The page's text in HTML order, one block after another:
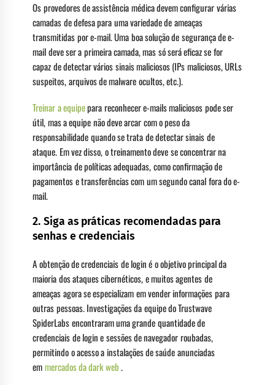
Os provedores de assistência médica devem configurar várias
camadas de defesa para uma variedade de ameaças
transmitidas por e-mail. Uma boa solução de segurança de e-
mail deve ser a primeira camada, mas só será eficaz se for
capaz de detectar vários sinais maliciosos (IPs maliciosos, URLs
suspeitos, arquivos de malware ocultos, etc.).
Treinar a equipepara reconhecer e-mails maliciosos pode ser
útil, mas a equipe não deve arcar com o peso da
responsabilidade quando se trata de detectar sinais de
ataque. Em vez disso, o treinamento deve se concentrar na
importância de políticas adequadas, como confirmação de
pagamentos e transferências com um segundo canal fora do e-
mail.
2. Siga as práticas recomendadas para
senhas e credenciais
A obtenção de credenciais de login é o objetivo principal da
maioria dos ataques cibernéticos, e muitos agentes de
ameaças agora se especializam em vender informações para
outras pessoas. Investigações da equipe do Trustwave
SpiderLabs encontraram uma grande quantidade de
credenciais de login e sessões de navegador roubadas,
permitindo o acesso a instalações de saúde anunciadas
emmercados da dark web.